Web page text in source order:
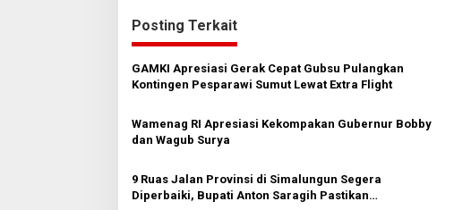
i
g
a
s
i
p
s
Posting Terkait
GAMKI Apresiasi Gerak Cepat Gubsu Pulangkan
Kontingen Pesparawi Sumut Lewat Extra Flight
Wamenag RI Apresiasi Kekompakan Gubernur Bobby
dan Wagub Surya
9 Ruas Jalan Provinsi di Simalungun Segera
Diperbaiki, Bupati Anton Saragih Pastikan